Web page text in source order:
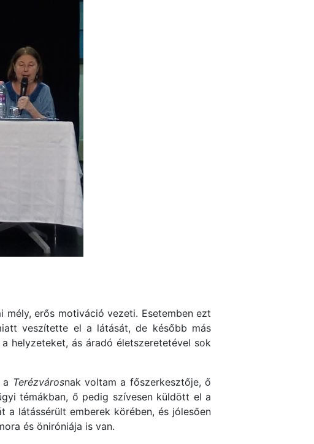
erős motiváció vezeti. Esetemben ezt
veszítette el a látását, de később más
helyzeteket, ás áradó életszeretetével sok
a Terézvárosnak voltam a főszerkesztője, ő
témákban, ő pedig szívesen küldött el a
a látássérült emberek körében, és jólesően
és öniróniája is van.